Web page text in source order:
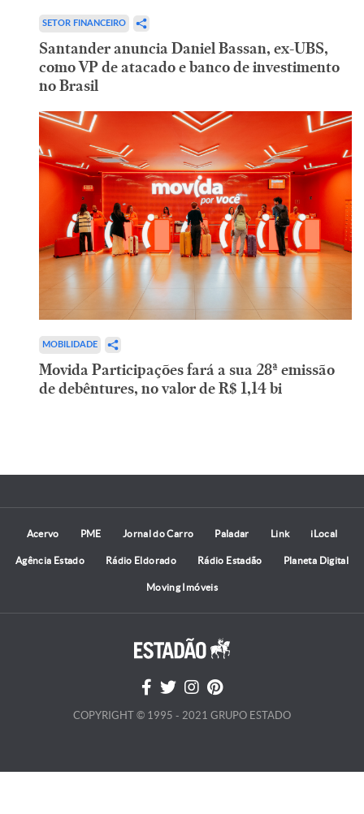
SETOR FINANCEIRO
Santander anuncia Daniel Bassan, ex-UBS,
como VP de atacado e banco de investimento
no Brasil
MOBILIDADE
Movida Participações fará a sua 28ª emissão
de debêntures, no valor de R$ 1,14 bi
Acervo PME Jornal do Carro Paladar Link iLocal
Agência Estado Rádio Eldorado Rádio Estadão Planeta Digital
Moving Imóveis
COPYRIGHT © 1995 - 2021 GRUPO ESTADO